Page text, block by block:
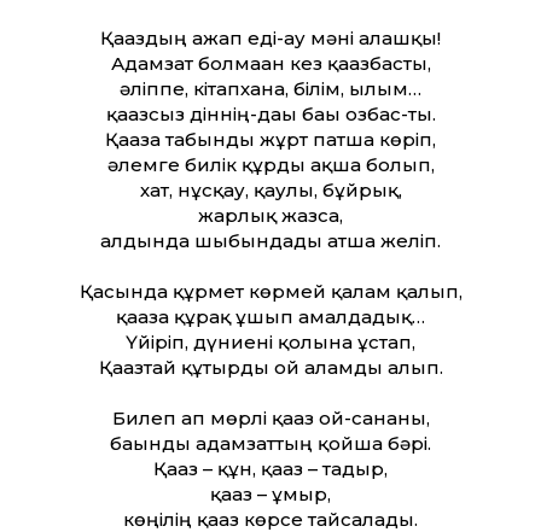
Қағаздың ғажап еді-ау мәні алғашқы!
Адамзат болмаған кез қағазбасты,
әліппе, кітапхана, білім, ғылым…
қағазсыз діннің-дағы бағы озбас-ты.
Қағазға табынды жұрт патша көріп,
әлемге билік құрды ақша болып,
хат, нұсқау, қаулы, бұйрық,
жарлық жазса,
алдында шыбындады атша желіп.
Қасында құрмет көрмей қалам қалып,
қағазға құрақ ұшып амалдадық…
Үйіріп, дүниені қолына ұстап,
Қағазтай құтырды ғой ғаламды алып.
Билеп ап мөрлі қағаз ой-сананы,
бағынды адамзаттың қойша бәрі.
Қағаз – құн, қағаз – тағдыр,
қағаз – ғұмыр,
көңілің қағаз көрсе тайсалады.